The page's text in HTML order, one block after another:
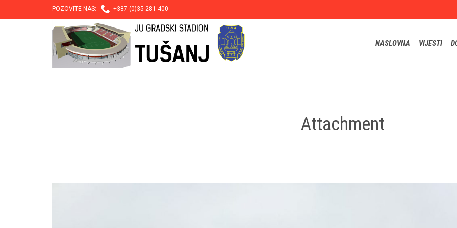
POZOVITE NAS:  +387 (0)35 281-400
NASLOVNA VIJESTI
Attachment